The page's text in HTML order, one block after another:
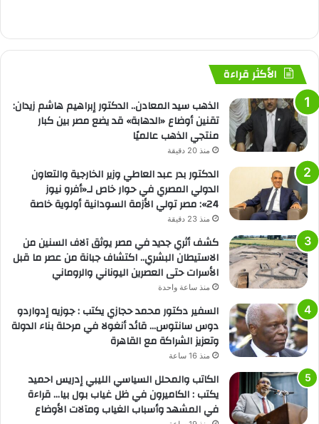
الأكثر قراءة
الذهب سيد المعادن.. الدكتور إبراهيم هاشم زيدان:
تقنين أوضاع «الدهابة» قد يضع مصر بين كبار
منتجي الذهب عالميًا
منذ 20 دقيقة
الدكتور بدر عبد العاطي وزير الخارجية والتعاون
الدولي المصري في حوار خاص لـ«أفرو نيوز
24»: مصر تولي الأزمة السودانية أولوية خاصة
منذ 23 دقيقة
كشف أثري جديد في مصر يوثق آلاف السنين من
الاستيطان البشري.. اكتشاف جبانة من عصر ما قبل
الأسرات حتى العصرين اليوناني والروماني
منذ ساعة واحدة
السفير دكتور محمد حجازي يكتب : جوزيه إدواردو
دوس سانتوس… قائد أنغولا في مرحلة بناء الدولة
وتعزيز الشراكة مع القاهرة
منذ 16 ساعة
الكاتب والمحلل السياسي الليبي إدريس احميد
يكتب : الكاميرون في ظل غياب بول بيا… قراءة
في المشهد وأسباب الغياب ومآلات الأوضاع